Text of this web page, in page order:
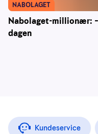
Nabolaget-millionær:
dagen
NABOLAGET
Kundeservice